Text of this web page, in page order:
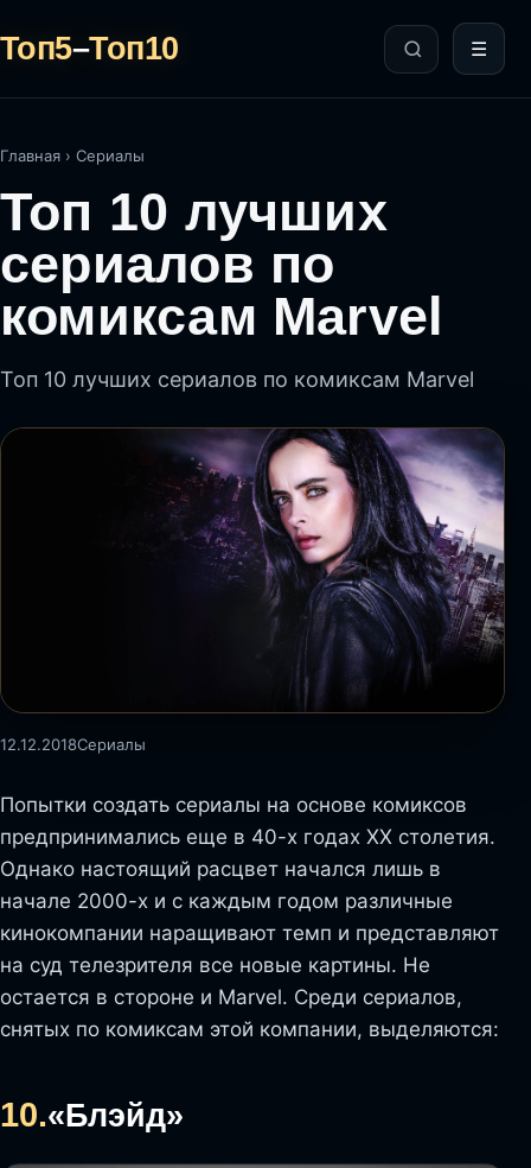
Топ5–Топ10 ☰
Главная › Сериалы
Топ 10 лучших
сериалов по
комиксам Marvel
Топ 10 лучших сериалов по комиксам Marvel
12.12.2018Сериалы
Попытки создать сериалы на основе комиксов
предпринимались еще в 40-х годах XX столетия.
Однако настоящий расцвет начался лишь в
начале 2000-х и с каждым годом различные
кинокомпании наращивают темп и представляют
на суд телезрителя все новые картины. Не
остается в стороне и Marvel. Среди сериалов,
снятых по комиксам этой компании, выделяются:
10.«Блэйд»